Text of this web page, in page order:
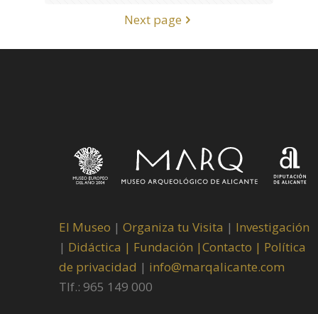
Next page
El Museo | Organiza tu Visita | Investigación
| Didáctica | Fundación |Contacto | Política
de privacidad | info@marqalicante.com
Tlf.: 965 149 000